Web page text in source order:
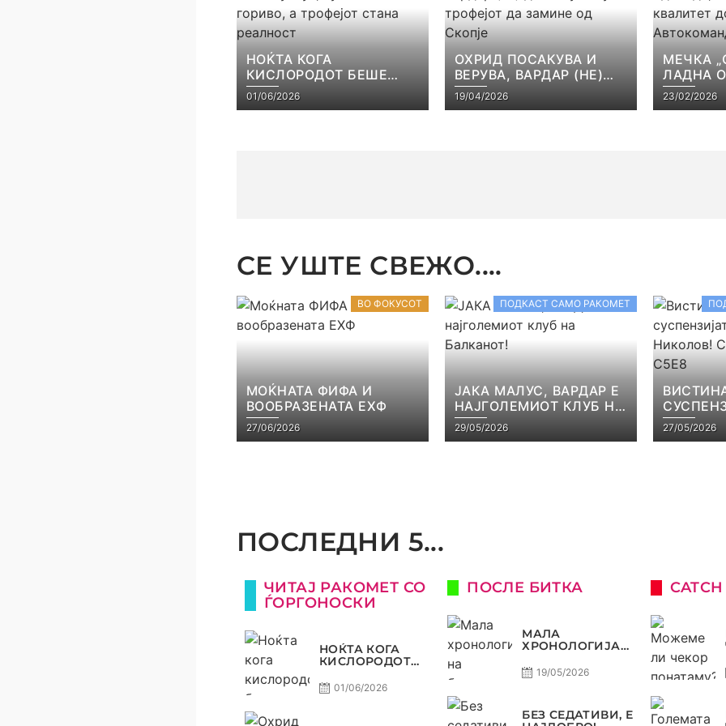
НОЌТА КОГА
КИСЛОРОДОТ БЕШЕ
ЛУКСУЗ, ПУБЛИКАТА
ГОРИВО, А ТРОФЕЈОТ
01/06/2026
ОХРИД ПОСАКУВА И
ВЕРУВА, ВАРДАР (НЕ)
ДОЗВОЛУВА КУП-
ТРОФЕЈОТ ДА ЗАМИНЕ
19/04/2026
МЕЧКА
ЛАДНА
ВАРДАР
23/02/2026
СЕ УШТЕ СВЕЖО....
ВО ФОКУСОТ
МОЌНАТА ФИФА И
ВООБРАЗЕНАТА ЕХФ
27/06/2026
ПОДКАСТ САМО РАКОМЕТ
ЈАКА МАЛУС, ВАРДАР Е
НАЈГОЛЕМИОТ КЛУБ НА
БАЛКАНОТ!
29/05/2026
САМО
27/05/2026
ПОСЛЕДНИ 5...
ЧИТАЈ РАКОМЕТ СО
ЃОРГОНОСКИ
НОЌТА КОГА
КИСЛОРОДОТ
ПУБЛИКАТА
ГОРИВО, А
01/06/2026
ПОСЛЕ БИТКА
МАЛА
ХРОНОЛОГИЈА
ЗА СВЕТСКО
19/05/2026
БЕЗ СЕДАТИВИ, Е